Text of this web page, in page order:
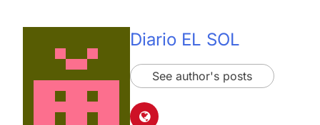
Diario EL SOL
See author's posts